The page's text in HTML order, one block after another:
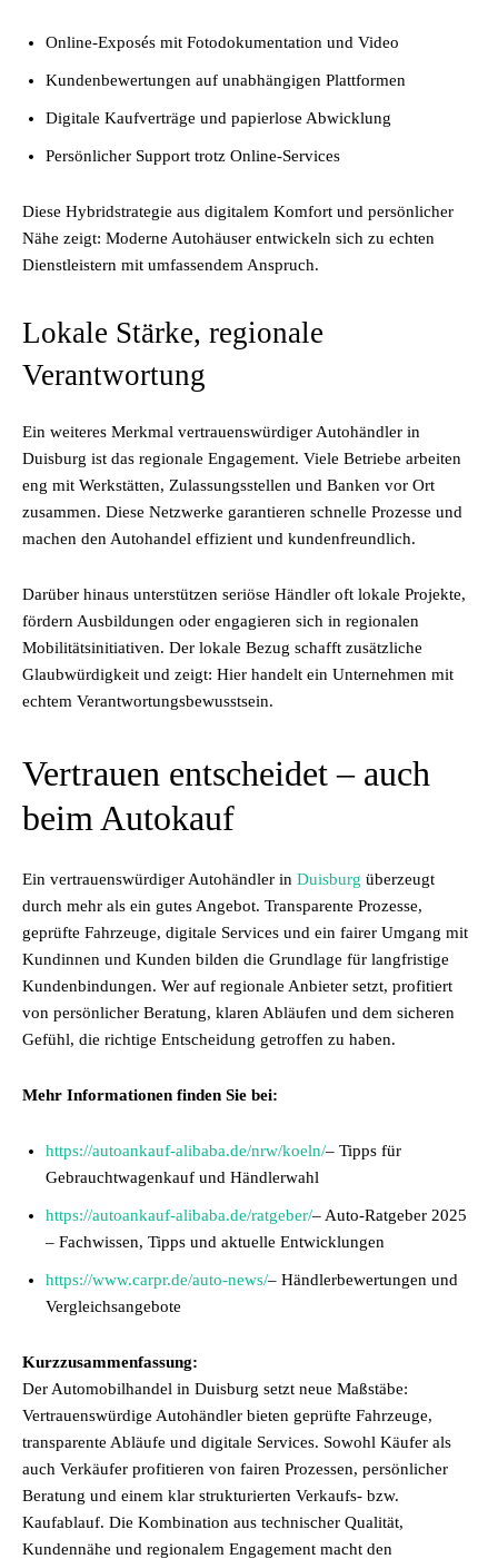
Online-Exposés mit Fotodokumentation und Video
Kundenbewertungen auf unabhängigen Plattformen
Digitale Kaufverträge und papierlose Abwicklung
Persönlicher Support trotz Online-Services
Diese Hybridstrategie aus digitalem Komfort und persönlicher
Nähe zeigt: Moderne Autohäuser entwickeln sich zu echten
Dienstleistern mit umfassendem Anspruch.
Lokale Stärke, regionale
Verantwortung
Ein weiteres Merkmal vertrauenswürdiger Autohändler in
Duisburg ist das regionale Engagement. Viele Betriebe arbeiten
eng mit Werkstätten, Zulassungsstellen und Banken vor Ort
zusammen. Diese Netzwerke garantieren schnelle Prozesse und
machen den Autohandel effizient und kundenfreundlich.
Darüber hinaus unterstützen seriöse Händler oft lokale Projekte,
fördern Ausbildungen oder engagieren sich in regionalen
Mobilitätsinitiativen. Der lokale Bezug schafft zusätzliche
Glaubwürdigkeit und zeigt: Hier handelt ein Unternehmen mit
echtem Verantwortungsbewusstsein.
Vertrauen entscheidet – auch
beim Autokauf
Ein vertrauenswürdiger Autohändler in Duisburg überzeugt
durch mehr als ein gutes Angebot. Transparente Prozesse,
geprüfte Fahrzeuge, digitale Services und ein fairer Umgang mit
Kundinnen und Kunden bilden die Grundlage für langfristige
Kundenbindungen. Wer auf regionale Anbieter setzt, profitiert
von persönlicher Beratung, klaren Abläufen und dem sicheren
Gefühl, die richtige Entscheidung getroffen zu haben.
Mehr Informationen finden Sie bei:
https://autoankauf-alibaba.de/nrw/koeln/– Tipps für
Gebrauchtwagenkauf und Händlerwahl
https://autoankauf-alibaba.de/ratgeber/– Auto-Ratgeber 2025
– Fachwissen, Tipps und aktuelle Entwicklungen
https://www.carpr.de/auto-news/– Händlerbewertungen und
Vergleichsangebote
Kurzzusammenfassung:
Der Automobilhandel in Duisburg setzt neue Maßstäbe:
Vertrauenswürdige Autohändler bieten geprüfte Fahrzeuge,
transparente Abläufe und digitale Services. Sowohl Käufer als
auch Verkäufer profitieren von fairen Prozessen, persönlicher
Beratung und einem klar strukturierten Verkaufs- bzw.
Kaufablauf. Die Kombination aus technischer Qualität,
Kundennähe und regionalem Engagement macht den